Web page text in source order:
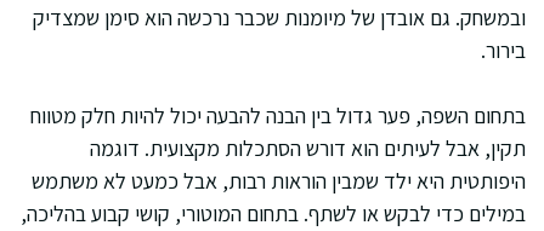
ובמשחק. גם אובדן של מיומנות שכבר נרכשה הוא סימן שמצדיק
בירור.
בתחום השפה, פער גדול בין הבנה להבעה יכול להיות חלק מטווח
תקין, אבל לעיתים הוא דורש הסתכלות מקצועית. דוגמה
היפותטית היא ילד שמבין הוראות רבות, אבל כמעט לא משתמש
במילים כדי לבקש או לשתף. בתחום המוטורי, קושי קבוע בהליכה,